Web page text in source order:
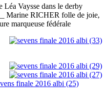
Léa Vaysse dans le derby
Marine RICHER folle de joie,
marqueuse fédérale